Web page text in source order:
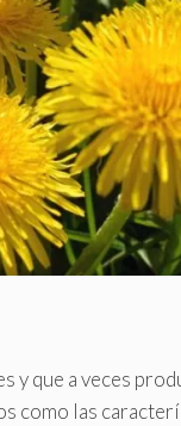
y que a veces
como las